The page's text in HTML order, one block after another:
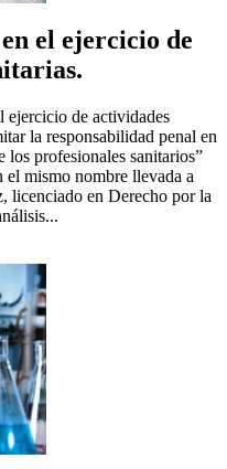
el ejercicio de
ejercicio de actividades
la responsabilidad penal en
los profesionales sanitarios”
el mismo nombre llevada a
licenciado en Derecho por la